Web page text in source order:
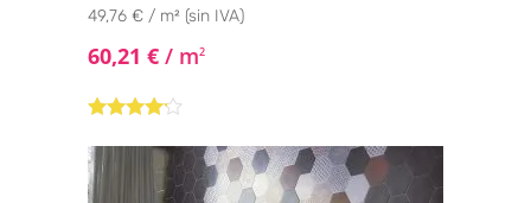
49,76 € / m² (sin IVA)
60,21 € / m2
con4.00
de 5